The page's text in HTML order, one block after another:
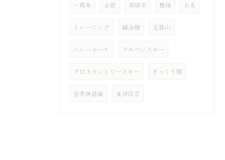
一周年 合宿 南砺市 整体 お灸
トレーニング 鍼治療 五箇山
バレーボール アルペンスキー
クロスカントリースキー ぎっくり腰
坐骨神経痛 東洋医学